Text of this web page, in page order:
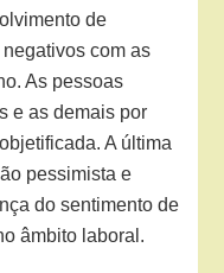
de
com as
As pessoas
e as demais por
A última
pessimista e
do sentimento de
âmbito laboral.